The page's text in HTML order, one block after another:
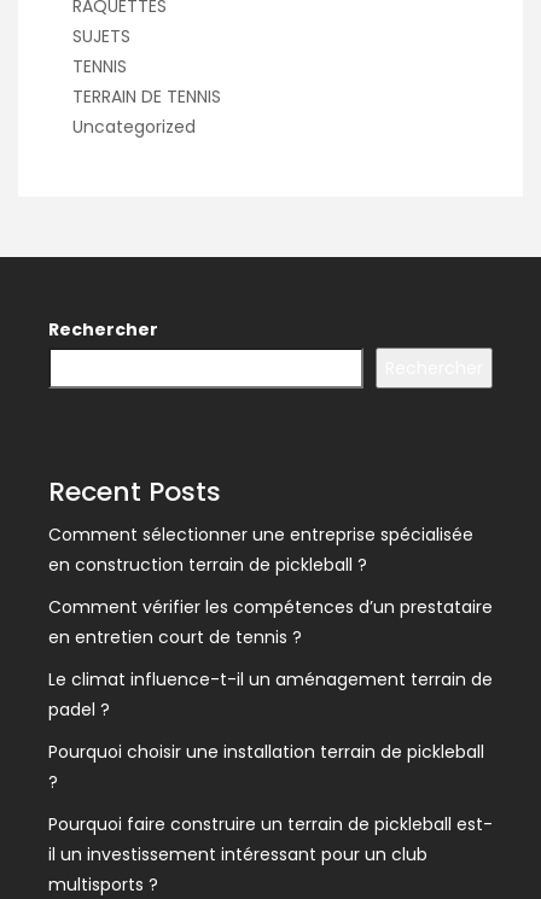
RAQUETTES
SUJETS
TENNIS
TERRAIN DE TENNIS
Uncategorized
Rechercher
Recent Posts
Comment sélectionner une entreprise spécialisée
en construction terrain de pickleball ?
Comment vérifier les compétences d’un prestataire
en entretien court de tennis ?
Le climat influence-t-il un aménagement terrain de
padel ?
Pourquoi choisir une installation terrain de pickleball
?
Pourquoi faire construire un terrain de pickleball est-
il un investissement intéressant pour un club
multisports ?